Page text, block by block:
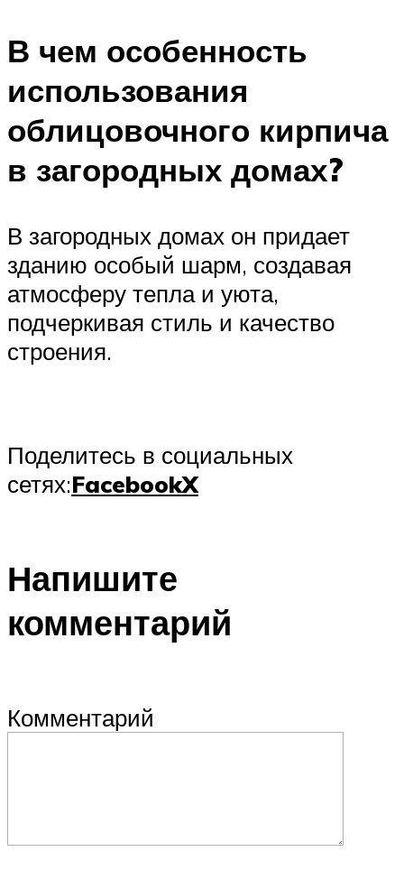
В чем особенность
использования
облицовочного кирпича
в загородных домах?
В загородных домах он придает
зданию особый шарм, создавая
атмосферу тепла и уюта,
подчеркивая стиль и качество
строения.
Поделитесь в социальных
сетях:FacebookX
Напишите
комментарий
Комментарий